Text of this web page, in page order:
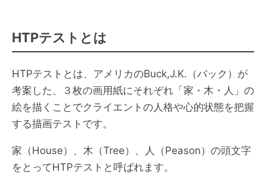
HTPテストとは
HTPテストとは、アメリカのBuck,J.K.（バック）が
考案した、３枚の画用紙にそれぞれ「家・木・人」の
絵を描くことでクライエントの人格や心的状態を把握
する描画テストです。
家（House）、木（Tree）、人（Peason）の頭文字
をとってHTPテストと呼ばれます。